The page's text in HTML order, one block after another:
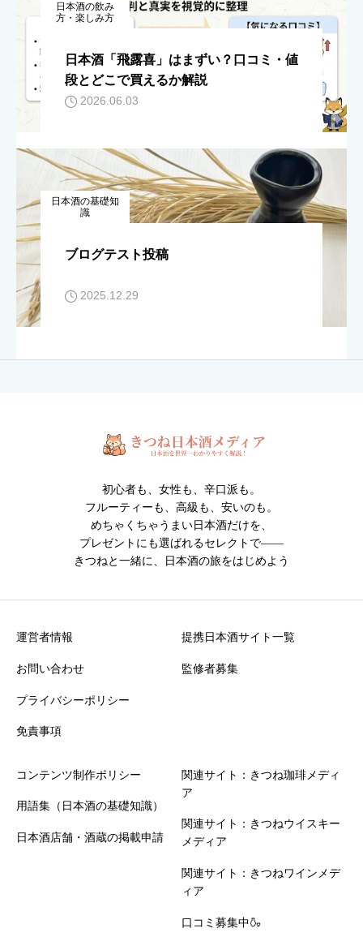
日本酒の飲み
方・楽しみ方
日本酒「飛露喜」はまずい？口コミ・値
段とどこで買えるか解説
2026.06.03
日本酒の基礎知
識
ブログテスト投稿
2025.12.29
初心者も、女性も、辛口派も。
フルーティーも、高級も、安いのも。
めちゃくちゃうまい日本酒だけを、
プレゼントにも選ばれるセレクトで――
きつねと一緒に、日本酒の旅をはじめよう
運営者情報
お問い合わせ
プライバシーポリシー
免責事項
提携日本酒サイト一覧
監修者募集
コンテンツ制作ポリシー
用語集（日本酒の基礎知識）
日本酒店舗・酒蔵の掲載申請
関連サイト：きつね珈琲メディ
ア
関連サイト：きつねウイスキー
メディア
関連サイト：きつねワインメデ
ィア
口コミ募集中🍶